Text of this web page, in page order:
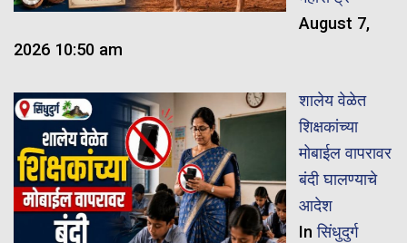
August 7,
2026 10:50 am
शालेय वेळेत
शिक्षकांच्या
मोबाईल वापरावर
बंदी घालण्याचे
आदेश
Inसिंधुदुर्ग